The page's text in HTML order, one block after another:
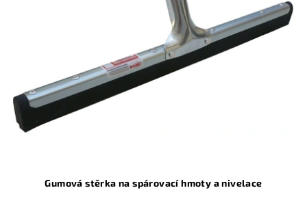
Gumová stěrka na spárovací hmoty a nivelace